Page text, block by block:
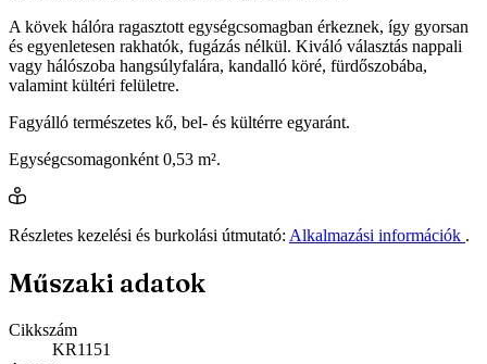
A kövek hálóra ragasztott egységcsomagban érkeznek, így gyorsan
és egyenletesen rakhatók, fugázás nélkül. Kiváló választás nappali
vagy hálószoba hangsúlyfalára, kandalló köré, fürdőszobába,
valamint kültéri felületre.
Fagyálló természetes kő, bel- és kültérre egyaránt.
Egységcsomagonként 0,53 m².
Részletes kezelési és burkolási útmutató: Alkalmazási információk .
Műszaki adatok
Cikkszám
KR1151